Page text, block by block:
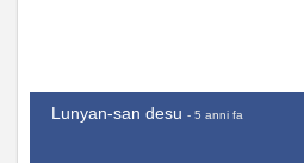
Lunyan-san desu - 5 anni fa